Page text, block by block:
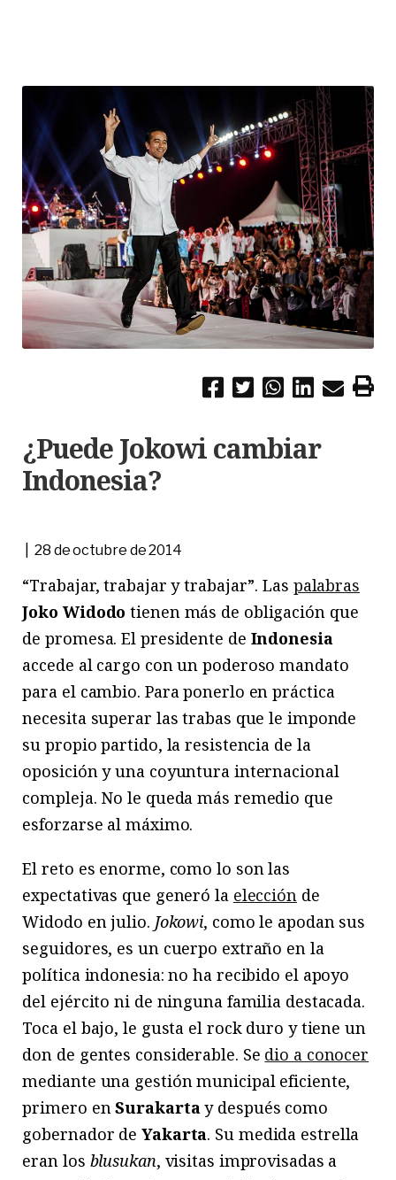
¿Puede Jokowi cambiar
Indonesia?
| 28 de octubre de 2014
“Trabajar, trabajar y trabajar”. Las palabras
Joko Widodo tienen más de obligación que
de promesa. El presidente de Indonesia
accede al cargo con un poderoso mandato
para el cambio. Para ponerlo en práctica
necesita superar las trabas que le imponde
su propio partido, la resistencia de la
oposición y una coyuntura internacional
compleja. No le queda más remedio que
esforzarse al máximo.
El reto es enorme, como lo son las
expectativas que generó la elecciónde
Widodo en julio. Jokowi, como le apodan sus
seguidores, es un cuerpo extraño en la
política indonesia: no ha recibido el apoyo
del ejército ni de ninguna familia destacada.
Toca el bajo, le gusta el rock duro y tiene un
don de gentes considerable. Se dio a conocer
mediante una gestión municipal eficiente,
primero enSurakartay después como
gobernador deYakarta. Su medida estrella
eran los blusukan, visitas improvisadas a